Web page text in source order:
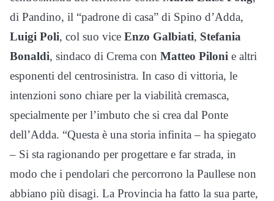
di Pandino, il “padrone di casa” di Spino d’Adda,
Luigi Poli, col suo vice Enzo Galbiati, Stefania
Bonaldi, sindaco di Crema con Matteo Piloni e altri
esponenti del centrosinistra. In caso di vittoria, le
intenzioni sono chiare per la viabilità cremasca,
specialmente per l’imbuto che si crea dal Ponte
dell’Adda. “Questa è una storia infinita – ha spiegato
– Si sta ragionando per progettare e far strada, in
modo che i pendolari che percorrono la Paullese non
abbiano più disagi. La Provincia ha fatto la sua parte,